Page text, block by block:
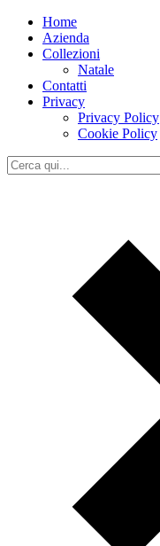
Home
Azienda
Collezioni
Natale
Contatti
Privacy
Privacy Policy
Cookie Policy